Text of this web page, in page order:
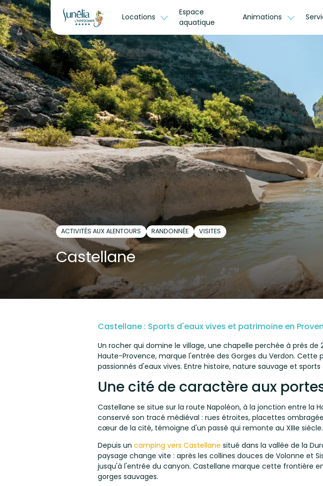
Locations
Espace
aquatique
Animations
ACTIVITÉS AUX ALENTOURS RANDONNÉE VISITES
Castellane
Castellane : Sports d'eaux vives et patrimoine en
Un rocher qui domine le village, une chapelle perchée à près de
Haute-Provence, marque l'entrée des Gorges du Verdon.
passionnés d'eaux vives. Entre histoire, nature sauvage et
Une cité de caractère aux
Castellane se situe sur la route Napoléon, à la jonction entre la
conservé son tracé médiéval : rues étroites, placettes
cœur de la cité, témoigne d'un passé qui remonte au XIIIe siècle.
Depuis un camping vers Castellane situé dans la vallée de la
paysage change vite : après les collines douces de Volonne et
jusqu'à l'entrée du canyon. Castellane marque cette frontière
gorges sauvages.